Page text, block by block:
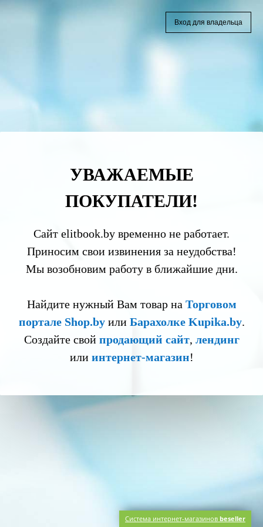
УВАЖАЕМЫЕ
ПОКУПАТЕЛИ!
Сайт elitbook.by временно не работает.
Приносим свои извинения за неудобства!
Мы возобновим работу в ближайшие дни.
Найдите нужный Вам товар на Торговом
портале Shop.byили Барахолке Kupika.by.
Создайте свой продающий сайт, лендинг
или интернет-магазин!
Вход для владельца
Система интернет-магазинов beseller